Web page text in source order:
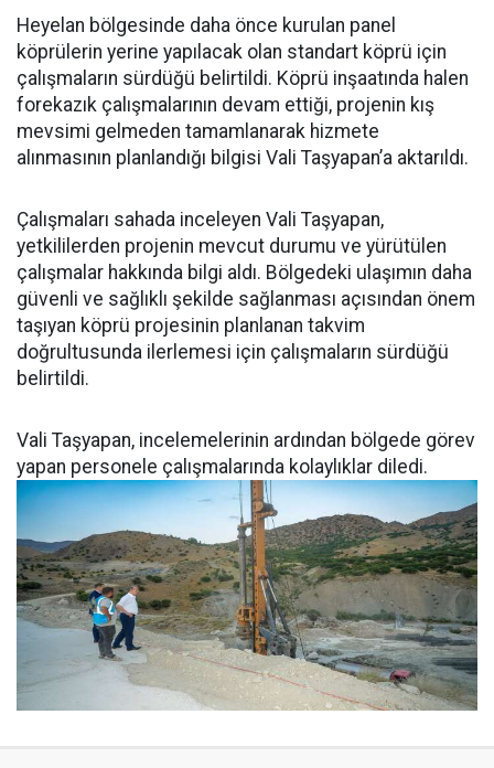
Heyelan bölgesinde daha önce kurulan panel
köprülerin yerine yapılacak olan standart köprü için
çalışmaların sürdüğü belirtildi. Köprü inşaatında halen
forekazık çalışmalarının devam ettiği, projenin kış
mevsimi gelmeden tamamlanarak hizmete
alınmasının planlandığı bilgisi Vali Taşyapan’a aktarıldı.
Çalışmaları sahada inceleyen Vali Taşyapan,
yetkililerden projenin mevcut durumu ve yürütülen
çalışmalar hakkında bilgi aldı. Bölgedeki ulaşımın daha
güvenli ve sağlıklı şekilde sağlanması açısından önem
taşıyan köprü projesinin planlanan takvim
doğrultusunda ilerlemesi için çalışmaların sürdüğü
belirtildi.
Vali Taşyapan, incelemelerinin ardından bölgede görev
yapan personele çalışmalarında kolaylıklar diledi.